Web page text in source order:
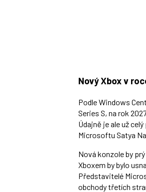
Nový Xbox v
Podle Windows
Series S, na rok
Údajně je ale už
Microsoftu Satya
Nová konzole by
Xboxem by bylo
Představitelé
obchody třetích